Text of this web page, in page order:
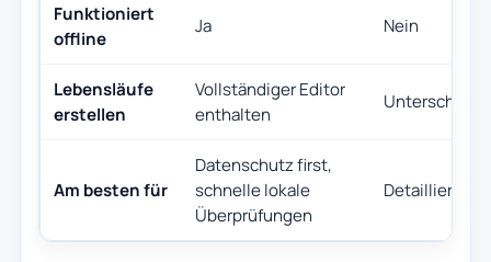
Funktioniert
offline
Ja Nein
Lebensläufe
erstellen
Vollständiger Editor
enthalten
Am besten für
Datenschutz first,
schnelle lokale
Überprüfungen
Detaillierte